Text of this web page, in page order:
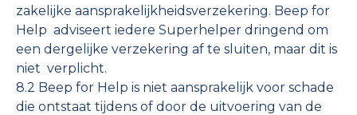
zakelijke aansprakelijkheidsverzekering. Beep for
Help adviseert iedere Superhelper dringend om
een dergelijke verzekering af te sluiten, maar dit is
niet verplicht.
8.2 Beep for Help is niet aansprakelijk voor schade
die ontstaat tijdens of door de uitvoering van de